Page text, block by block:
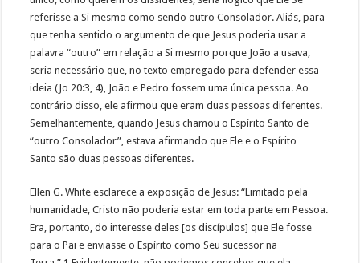
referisse a Si mesmo como sendo outro Consolador. Aliás, para
que tenha sentido o argumento de que Jesus poderia usar a
palavra “outro” em relação a Si mesmo porque João a usava,
seria necessário que, no texto empregado para defender essa
ideia (Jo 20:3, 4), João e Pedro fossem uma única pessoa. Ao
contrário disso, ele afirmou que eram duas pessoas diferentes.
Semelhantemente, quando Jesus chamou o Espírito Santo de
“outro Consolador”, estava afirmando que Ele e o Espírito
Santo são duas pessoas diferentes.
Ellen G. White esclarece a exposição de Jesus: “Limitado pela
humanidade, Cristo não poderia estar em toda parte em Pessoa.
Era, portanto, do interesse deles [os discípulos] que Ele fosse
para o Pai e enviasse o Espírito como Seu sucessor na